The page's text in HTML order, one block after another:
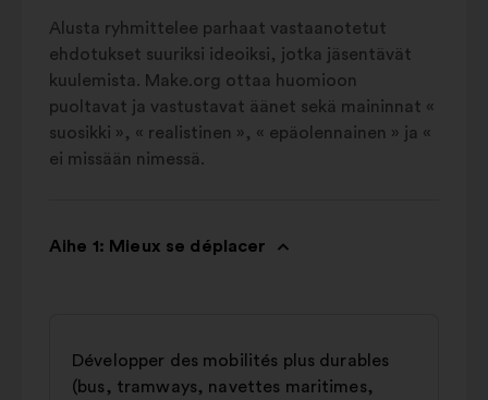
Alusta ryhmittelee parhaat vastaanotetut
ehdotukset suuriksi ideoiksi, jotka jäsentävät
kuulemista. Make.org ottaa huomioon
puoltavat ja vastustavat äänet sekä maininnat «
suosikki », « realistinen », « epäolennainen » ja «
ei missään nimessä.
Aihe 1: Mieux se déplacer
Développer des mobilités plus durables
(bus, tramways, navettes maritimes,